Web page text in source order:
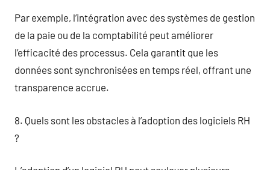
Par exemple, l’intégration avec des systèmes de gestion
de la paie ou de la comptabilité peut améliorer
l’efficacité des processus. Cela garantit que les
données sont synchronisées en temps réel, offrant une
transparence accrue.
8. Quels sont les obstacles à l’adoption des logiciels RH
?